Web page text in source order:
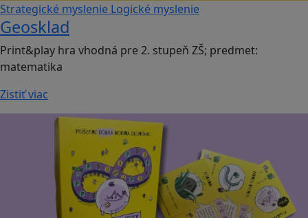
Strategické myslenie Logické myslenie
Geosklad
Print&play hra vhodná pre 2. stupeň ZŠ; predmet:
matematika
Zistiť viac